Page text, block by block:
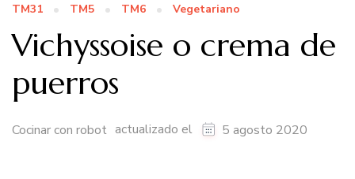
TM31
TM5 TM6 Vegetariano
Vichyssoise o crema de
puerros
Cocinar con robot actualizado el 5 agosto 2020